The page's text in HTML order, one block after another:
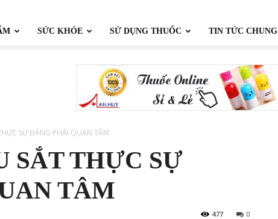
SỨC KHỎE SỬ DỤNG THUỐC TIN TỨC CHUNG
SỰ ĐÁNG PHẢI QUAN TÂM
SẮT THỰC SỰ
TÂM
0
477